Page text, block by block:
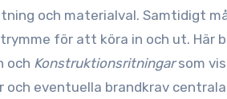
och materialval. Samtidigt
för att köra in och ut. Här
och Konstruktionsritningarsom
och eventuella brandkrav